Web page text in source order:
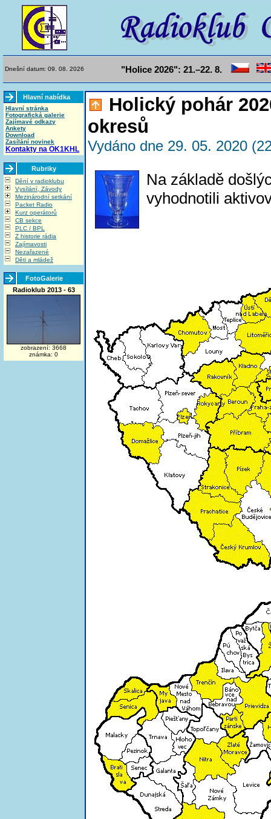
Dnešní datum: 09. 08. 2026 "Holice 2026": 21.–22. 8.
Hlavní nabídka
Hlavní stránka
Fotografická galerie
Zajímavé odkazy
Ankety
Download
Zasílání novinek
Kontakty na OK1KHL
Rubriky
Dění v radioklubu
Vysílání, Závody
Mezinárodní setkání
Packet Radio
Kurz operátorů
CB sekce
PLC / BPL
Z historie rádia
Zajímavosti
Nezařazené
Děti a mládež
FotoGalerie
Radioklub 2013 - 63
zobrazení: 3668
známka: 0
Holický pohár
okresů
Vydáno dne 29. 05. 2020
Na základě
vyhodnotili